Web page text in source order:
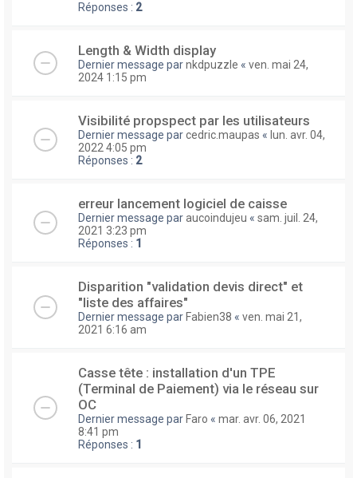
Réponses : 2
Length & Width display
Dernier message parnkdpuzzle « ven. mai 24,
2024 1:15 pm
Visibilité propspect par les utilisateurs
Dernier message parcedric.maupas « lun. avr. 04,
2022 4:05 pm
Réponses : 2
erreur lancement logiciel de caisse
Dernier message paraucoindujeu « sam. juil. 24,
2021 3:23 pm
Réponses : 1
Disparition "validation devis direct" et
"liste des affaires"
Dernier message parFabien38 « ven. mai 21,
2021 6:16 am
Casse tête : installation d'un TPE
(Terminal de Paiement) via le réseau sur
OC
Dernier message parFaro « mar. avr. 06, 2021
8:41 pm
Réponses : 1